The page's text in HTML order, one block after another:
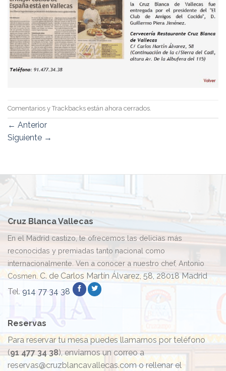
Comentarios y Trackbacks están ahora cerrados.
← Anterior
Siguiente →
Cruz Blanca Vallecas
En el Madrid castizo, te ofrecemos las delicias más
reconocidas y premiadas tanto nacional como
internacionalmente. Ven a conocer a nuestro chef, Antonio
Cosmen. C. de Carlos Martín Álvarez, 58, 28018 Madrid
Tel. 914 77 34 38
Reservas
Para reservar tu mesa puedes llamarnos por teléfono
(91 477 34 38), enviarnos un correo a
reservas@cruzblancavallecas.com o rellenar el